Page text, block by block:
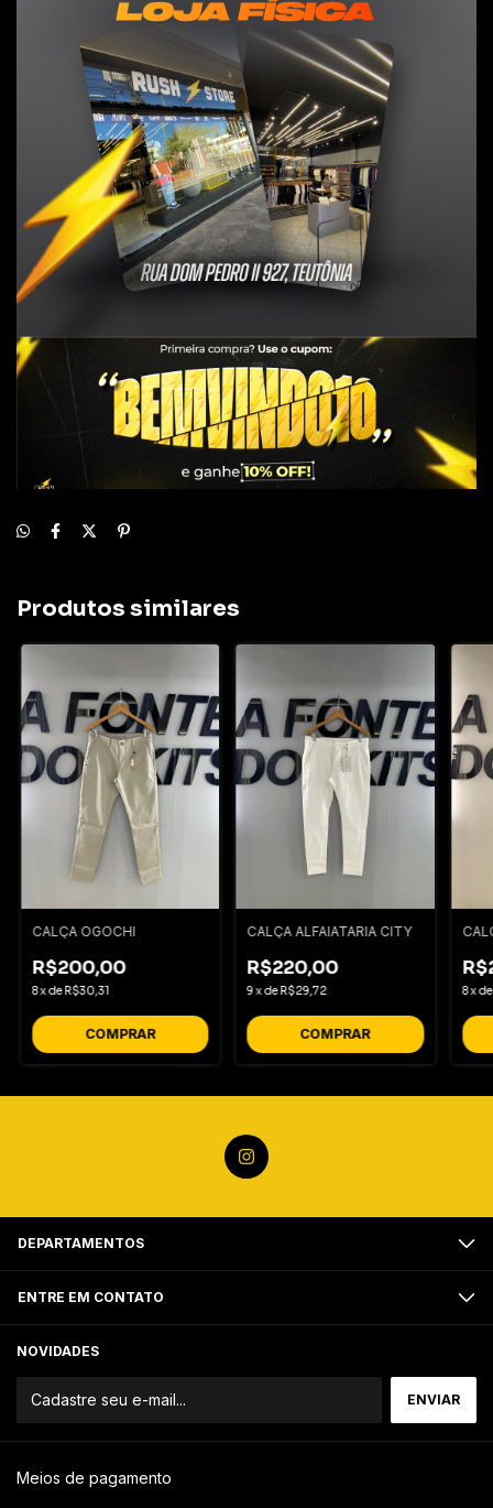
Produtos similares
CALÇA OGOCHI
R$200,00
8xde R$30,31
COMPRAR
CALÇA ALFAIATARIA CITY
R$220,00
9xde R$29,72
COMPRAR
8x
DEPARTAMENTOS
ENTRE EM CONTATO
NOVIDADES
Meios de pagamento